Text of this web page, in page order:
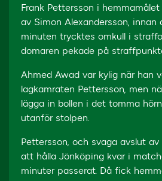
Frank Pettersson i
av Simon Alexandersson, innan
minuten trycktes omkull i
domaren pekade på
Ahmed Awad var kylig när han
lagkamraten Pettersson, men
lägga in bollen i det tomma
utanför stolpen.
Pettersson, och svaga avslut
att hålla Jönköping kvar i
minuter passerat. Då fick